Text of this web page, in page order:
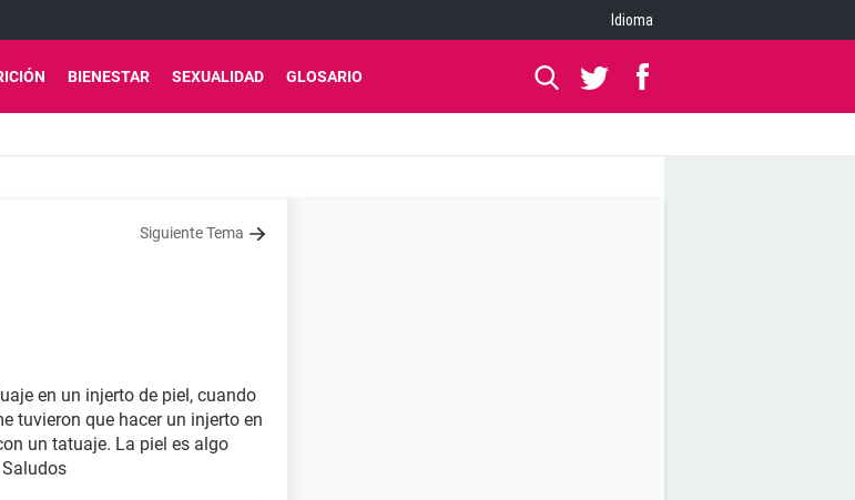
Idioma
BIENESTAR SEXUALIDAD GLOSARIO
Siguiente Tema
en un injerto de piel, cuando
tuvieron que hacer un injerto en
un tatuaje. La piel es algo